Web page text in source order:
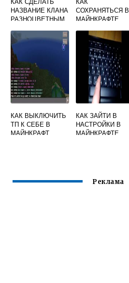
НАЗВАНИЕ КЛАНА
РАЗНОЦВЕТНЫМ
СОХРАНЯТЬСЯ В
МАЙНКРАФТЕ
КАК ВЫКЛЮЧИТЬ
ТП К СЕБЕ В
МАЙНКРАФТ
КАК ЗАЙТИ В
НАСТРОЙКИ В
МАЙНКРАФТЕ
Реклама